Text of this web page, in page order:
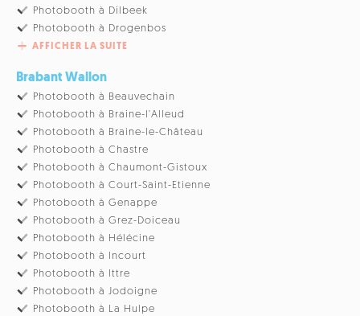
Photobooth à Dilbeek
Photobooth à Drogenbos
AFFICHER LA SUITE
Brabant Wallon
Photobooth à Beauvechain
Photobooth à Braine-l'Alleud
Photobooth à Braine-le-Château
Photobooth à Chastre
Photobooth à Chaumont-Gistoux
Photobooth à Court-Saint-Etienne
Photobooth à Genappe
Photobooth à Grez-Doiceau
Photobooth à Hélécine
Photobooth à Incourt
Photobooth à Ittre
Photobooth à Jodoigne
Photobooth à La Hulpe